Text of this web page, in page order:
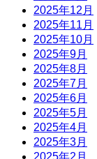
2025年12月
2025年11月
2025年10月
2025年9月
2025年8月
2025年7月
2025年6月
2025年5月
2025年4月
2025年3月
2025年2月